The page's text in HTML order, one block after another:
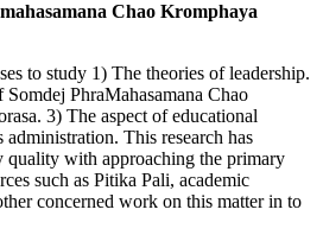
Chao Kromphaya
to study 1) The theories of leadership.
PhraMahasamana Chao
3) The aspect of educational
administration. This research has
quality with approaching the primary
such as Pitika Pali, academic
concerned work on this matter in to